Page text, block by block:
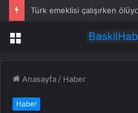
Türk emeklisi çalışırken ölüyor
Menü
Anasayfa / Haber
Haber